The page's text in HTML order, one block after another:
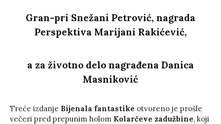
Gran-pri Snežani Petrović, nagrada
Perspektiva Marijani Rakićević,
a za životno delo nagrađena Danica
Masniković
Treće izdanje Bijenala fantastike otvoreno je prošle
večeri pred prepunim holom Kolarčeve zadužbine, koji